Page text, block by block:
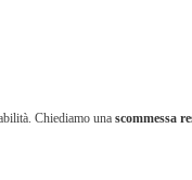
Chiediamo una scommessa